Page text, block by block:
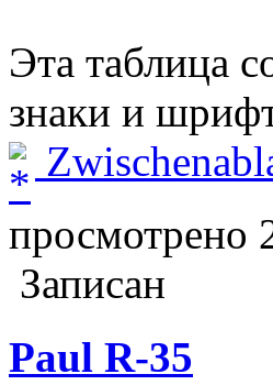
Эта таблица
знаки и
просмотрено
Записан
Paul R-35